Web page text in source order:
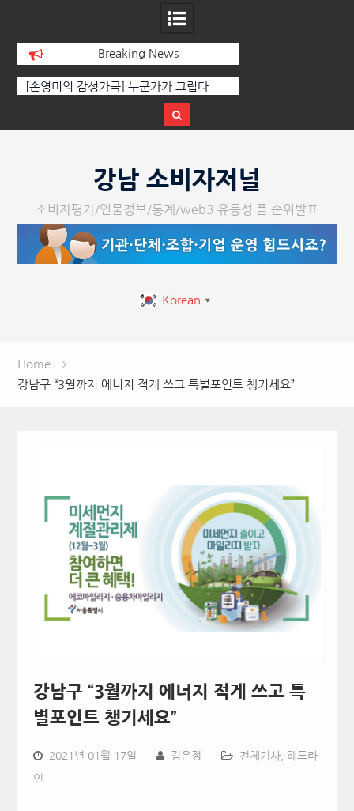
Breaking News
[손영미의 감성가곡] 누군가가 그립다
강남 소비자저널
소비자평가/인물정보/통계/web3 유동성 풀 순위발표
Korean ▼
Home
강남구 “3월까지 에너지 적게 쓰고 특별포인트 챙기세요”
강남구 “3월까지 에너지 적게 쓰고 특
별포인트 챙기세요”
2021년 01월 17일 김은정 전체기사, 헤드라
인